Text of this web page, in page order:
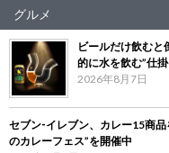
グルメ
ビールだけ飲む
的に水を飲む”仕
2026年8月7日
セブン‐イレブン、カレー15商
のカレーフェス”を開催中